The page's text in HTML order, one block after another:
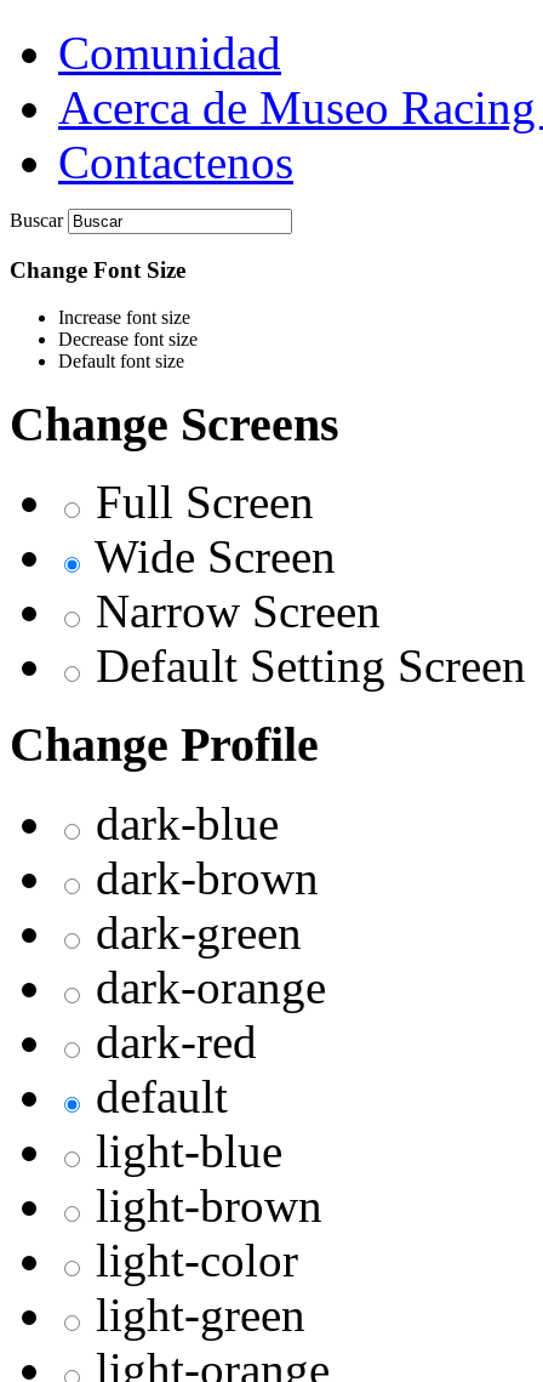
Comunidad
Acerca de Museo
Contactenos
Buscar
Change Font Size
Increase font size
Decrease font size
Default font size
Change Screens
Full Screen
Wide Screen
Narrow Screen
Default Setting Screen
Change Profile
dark-blue
dark-brown
dark-green
dark-orange
dark-red
default
light-blue
light-brown
light-color
light-green
light-orange